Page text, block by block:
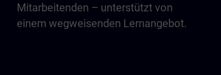
Mitarbeitenden – unterstützt von
einem wegweisenden Lernangebot.